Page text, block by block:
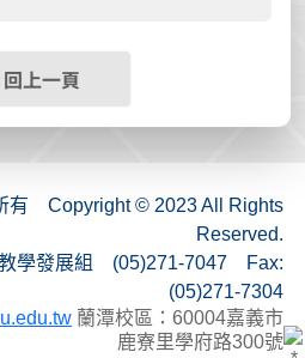
回上一頁
有 Copyright © 2023 All Rights
Reserved.
學發展組 (05)271-7047 Fax:
(05)271-7304
蘭潭校區：60004嘉義市
鹿寮里學府路300號